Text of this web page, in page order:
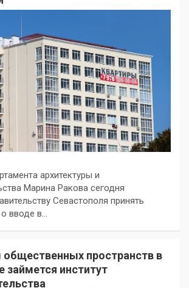
архитектуры и
Марина Ракова сегодня
Севастополя принять
вводе в…
пространств в
займется институт